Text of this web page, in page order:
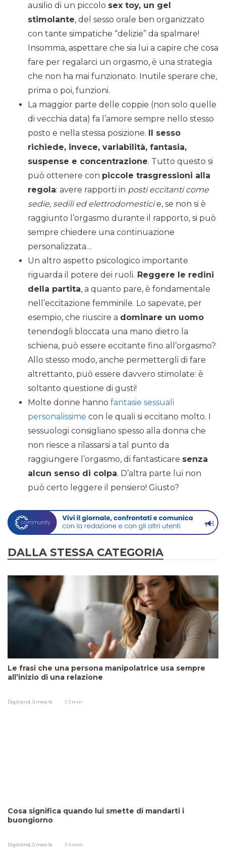
ausilio di un piccolo sex toy, un gel
stimolante, del sesso orale ben organizzato
con tante simpatiche “delizie” da spalmare!
Insomma, aspettare che sia lui a capire che cosa
fare per regalarci un orgasmo, è una strategia
che non ha mai funzionato. Inutile sperare che,
prima o poi, funzioni.
La maggior parte delle coppie (non solo quelle
di vecchia data) fa l’amore sempre nello stesso
posto e nella stessa posizione. Il sesso
richiede, invece, variabilità, fantasia,
suspense e concentrazione. Tutto questo si
può ottenere con piccole trasgressioni alla
regola: avere rapporti in posti eccitanti come
sedie, sedili ed elettrodomesticie, se non si è
raggiunto l’orgasmo durante il rapporto, si può
sempre chiedere una continuazione
personalizzata…
Un altro aspetto psicologico importante
riguarda il potere dei ruoli. Reggere le redini
della partita, a quanto pare, è fondamentale
nell’eccitazione femminile. Lo sapevate, per
esempio, che riuscire a dominare un uomo
tenendogli bloccata una mano dietro la
schiena, può essere eccitante fino all’orgasmo?
Allo stesso modo, anche permettergli di fare
altrettanto, può essere davvero stimolate: è
soltanto questione di gusti!
Molte donne hanno fantasie sessuali
personalissime con le quali si eccitano molto. I
sessuologi consigliano spesso alla donna che
non riesce a rilassarsi a tal punto da
raggiungere l’orgasmo, di fantasticare senza
alcun senso di colpa. D’altra parte lui non
può certo leggere il pensiero! Giusto?
DALLA STESSA CATEGORIA
Le frasi che una persona manipolatrice usa sempre
all’inizio di una relazione
Digitrend,5 mesi fa 3 min
Cosa significa quando lui smette di mandarti i
buongiorno
Digitrend,5 mesi fa 4 min